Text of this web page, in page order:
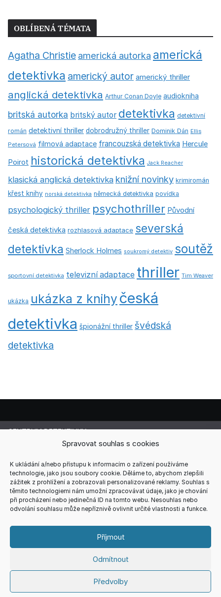
Spravovat souhlas s cookies
K ukládání a/nebo přístupu k informacím o zařízení používáme
technologie, jako jsou soubory cookie. Děláme to, abychom zlepšili
zážitek z prohlížení a zobrazovali personalizované reklamy. Souhlas s
těmito technologiemi nám umožní zpracovávat údaje, jako je chování
při procházení nebo jedinečná ID na tomto webu. Nesouhlas nebo
odvolání souhlasu může nepříznivě ovlivnit určité vlastnosti a funkce.
Příjmout
Odmítnout
Předvolby
OBLÍBENÁ TÉMATA
Agatha Christie americká autorka americká
detektivka americký autor americký thriller
anglická detektivka Arthur Conan Doyle audiokniha
britská autorka britský autor detektivka detektivní
román detektivní thriller dobrodružný thriller Dominik Dán Ellis
Petersová filmová adaptace francouzská detektivka Hercule
Poirot historická detektivka Jack Reacher
klasická anglická detektivka knižní novinky krimiromán
křest knihy norská detektivka německá detektivka povídka
psychologický thriller psychothriller Původní
česká detektivka rozhlasová adaptace severská
detektivka Sherlock Holmes soukromý detektiv soutěž
sportovní detektivka televizní adaptace thriller Tim Weaver
ukázka ukázka z knihy česká
detektivka špionážní thriller švédská
detektivka
CENTRUM DETEKTIVKY
Lucie Cermanová
Telefon: +420 607 856 085
E-mail: redakce@centrum-detektivky.cz
Jakékoliv přebírání obsahu povoleno pouze s písemným
souhlasem redakce.
ZÁSADY ZPRACOVÁNÍ OSOBNÍCH ÚDAJŮ
Copyright © 2026CENTRUM DETEKTIVKYTheme. All rights